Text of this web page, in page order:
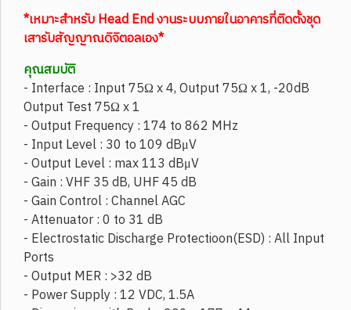
*เหมาะสำหรับ Head End งานระบบภายในอาคารที่ติดตั้งชุด
เสารับสัญญาณดิจิตอลเอง*
คุณสมบัติ
- Interface : Input 75Ω x 4, Output 75Ω x 1, -20dB
Output Test 75Ω x 1
- Output Frequency : 174 to 862 MHz
- Input Level : 30 to 109 dBμV
- Output Level : max 113 dBμV
- Gain : VHF 35 dB, UHF 45 dB
- Gain Control : Channel AGC
- Attenuator : 0 to 31 dB
- Electrostatic Discharge Protectioon(ESD) : All Input
Ports
- Output MER : >32 dB
- Power Supply : 12 VDC, 1.5A